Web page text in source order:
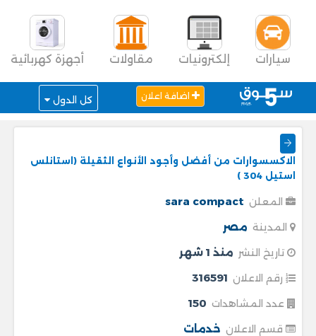
سيارات إلكترونيات مقاولات أجهزة كهربائية
اضافة اعلان كل الدول
الاكسسوارات من أفضل وأجود الأنواع الثقيلة (استانلس
استيل 304 )
المعلن sara compact
المدينة مصر
تاريخ النشر منذ 1 شهر
رقم الاعلان 316591
عدد المشاهدات 150
قسم الاعلان خدمات